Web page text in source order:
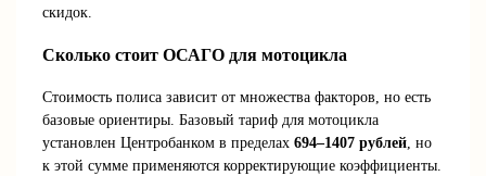
скидок.
Сколько стоит ОСАГО для мотоцикла
Стоимость полиса зависит от множества факторов, но есть
базовые ориентиры. Базовый тариф для мотоцикла
установлен Центробанком в пределах694–1407 рублей, но
к этой сумме применяются корректирующие коэффициенты.